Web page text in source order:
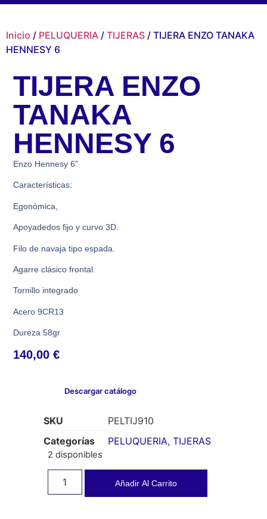
Inicio / PELUQUERIA / TIJERAS / TIJERA ENZO TANAKA
HENNESY 6
TIJERA ENZO
TANAKA
HENNESY 6
Enzo Hennesy 6”
Características:
Egonómica,
Apoyadedos fijo y curvo 3D.
Filo de navaja tipo espada.
Agarre clásico frontal.
Tornillo integrado
Acero 9CR13
Dureza 58gr
140,00€
Descargar catálogo
SKU
PELTIJ910
Categorías
PELUQUERIA,TIJERAS
2 disponibles
Añadir Al Carrito